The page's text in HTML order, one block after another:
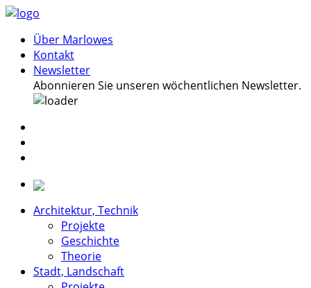
Über Marlowes
Kontakt
Newsletter
Abonnieren Sie unseren wöchentlichen Newsletter.
Architektur, Technik
Projekte
Geschichte
Theorie
Stadt, Landschaft